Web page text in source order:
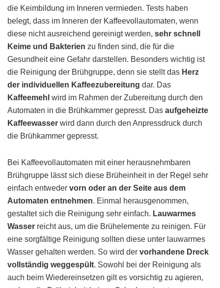
die Keimbildung im Inneren vermieden. Tests haben
belegt, dass im Inneren der Kaffeevollautomaten, wenn
diese nicht ausreichend gereinigt werden, sehr schnell
Keime und Bakterien zu finden sind, die für die
Gesundheit eine Gefahr darstellen. Besonders wichtig ist
die Reinigung der Brühgruppe, denn sie stellt das Herz
der individuellen Kaffeezubereitung dar. Das
Kaffeemehl wird im Rahmen der Zubereitung durch den
Automaten in die Brühkammer gepresst. Das aufgeheizte
Kaffeewasser wird dann durch den Anpressdruck durch
die Brühkammer gepresst.
Bei Kaffeevollautomaten mit einer herausnehmbaren
Brühgruppe lässt sich diese Brüheinheit in der Regel sehr
einfach entweder vorn oder an der Seite aus dem
Automaten entnehmen. Einmal herausgenommen,
gestaltet sich die Reinigung sehr einfach. Lauwarmes
Wasser reicht aus, um die Brühelemente zu reinigen. Für
eine sorgfältige Reinigung sollten diese unter lauwarmes
Wasser gehalten werden. So wird der vorhandene Dreck
vollständig weggespült. Sowohl bei der Reinigung als
auch beim Wiedereinsetzen gilt es vorsichtig zu agieren,